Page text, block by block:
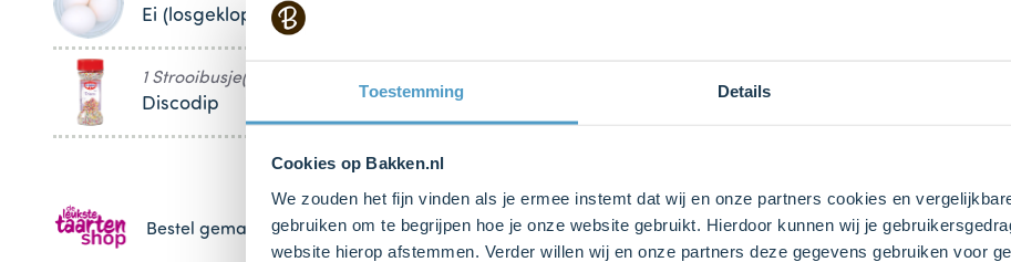
Toestemming Details
Cookies op Bakken.nl
We zouden het fijn vinden als je ermee instemt dat wij en onze partners cookies en
gebruiken om te begrijpen hoe je onze website gebruikt. Hierdoor kunnen wij je
website hierop afstemmen. Verder willen wij en onze partners deze gegevens gebruiken voor
Ei (losgeklopt)
1 Strooibusje(s)
Discodip
Bestel gemakkelijk en snel je bakproducten bij ons zusjeDeLeuksteTaartenshop.